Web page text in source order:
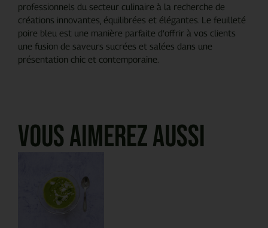
professionnels du secteur culinaire à la recherche de
créations innovantes, équilibrées et élégantes. Le feuilleté
poire bleu est une manière parfaite d’offrir à vos clients
une fusion de saveurs sucrées et salées dans une
présentation chic et contemporaine.
Vous aimerez aussi